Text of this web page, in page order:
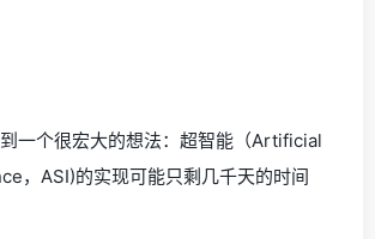
一个很宏大的想法：超智能（Artificial
，ASI)的实现可能只剩几千天的时间